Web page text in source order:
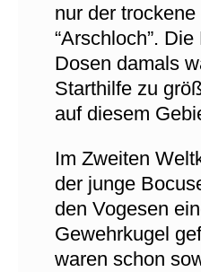
nur der
“Arschloch”.
Dosen damals
Starthilfe zu
auf diesem
Im Zweiten
der junge
den Vogesen
Gewehrkugel
waren schon